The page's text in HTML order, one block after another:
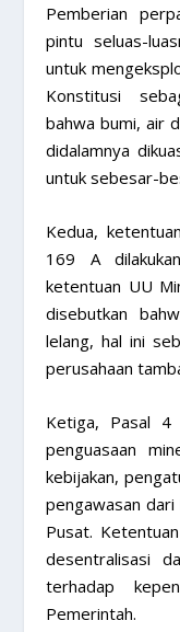
Pemberian
pintu seluas-
untuk
Konstitusi
bahwa bumi, air
didalamnya
untuk sebesar-
Kedua,
169 A
ketentuan UU
disebutkan
lelang, hal ini
perusahaan
Ketiga, Pasal 4
penguasaan
kebijakan,
pengawasan
Pusat.
desentralisasi
terhadap
Pemerintah.